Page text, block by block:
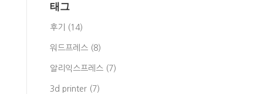
태그
후기 (14)
워드프레스 (8)
알리익스프레스 (7)
3d printer (7)